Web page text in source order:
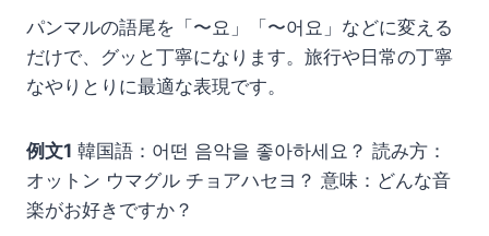
パンマルの語尾を「〜요」「〜어요」などに変える
だけで、グッと丁寧になります。旅行や日常の丁寧
なやりとりに最適な表現です。
例文1 韓国語：어떤 음악을 좋아하세요？ 読み方：
オットン ウマグル チョアハセヨ？ 意味：どんな音
楽がお好きですか？